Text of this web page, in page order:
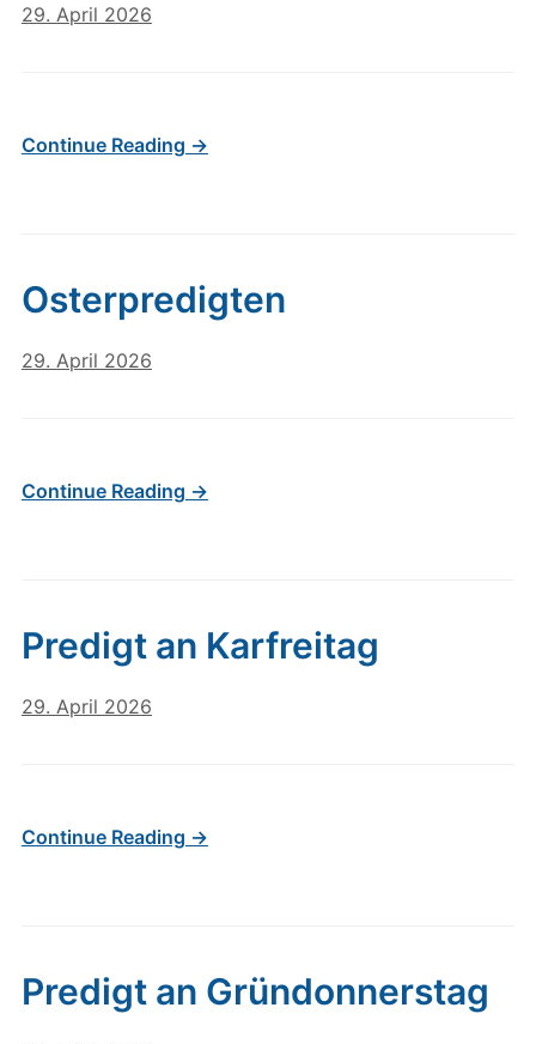
29. April 2026
Continue Reading →
Osterpredigten
29. April 2026
Continue Reading →
Predigt an Karfreitag
29. April 2026
Continue Reading →
Predigt an Gründonnerstag